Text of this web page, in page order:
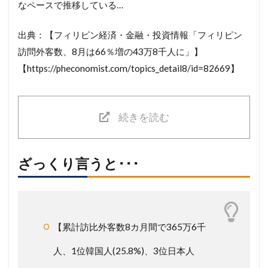
なペースで推移している…
出典：【フィリピン経済・金融・投資情報「フィリピン
訪問外客数、8月は66％増の43万8千人に」】
【https://pheconomist.com/topics_detail8/id=82669】
続きを読む
ざっくり言うと･･･
【累計訪比外客数8カ月間で365万6千
人、1位韓国人(25.8%)、3位日本人